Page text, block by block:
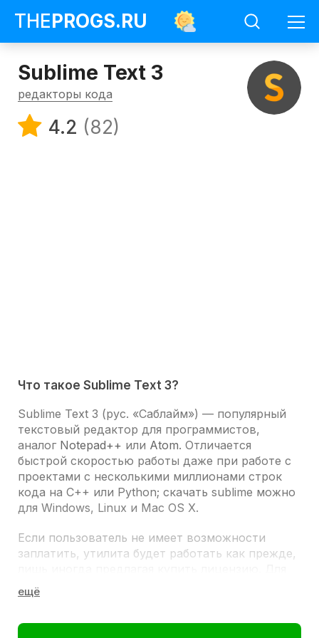
THEPROGS.RU
Sublime Text 3
редакторы кода
4.2 (82)
Что такое Sublime Text 3?
Sublime Text 3 (рус. «Саблайм») — популярный
текстовый редактор для программистов,
аналог Notepad++ или Atom. Отличается
быстрой скоростью работы даже при работе с
проектами с несколькими миллионами строк
кода на C++ или Python; скачать sublime можно
для Windows, Linux и Mac OS X.
Если пользователь не имеет возможности
заплатить, утилита будет работать как прежде,
расширения функционала редактора можно
установить необходимые плагины.
ИНТЕРФЕЙС И ИСПОЛЬЗОВАНИЕ